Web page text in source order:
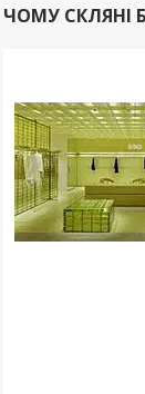
ЧОМУ СКЛЯНІ